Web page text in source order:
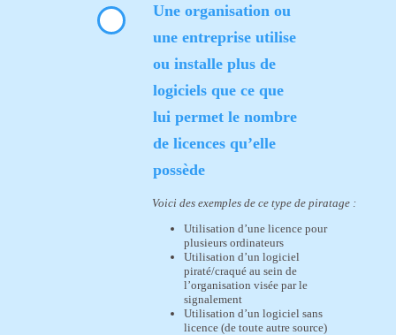
Une organisation ou
une entreprise utilise
ou installe plus de
logiciels que ce que
lui permet le nombre
de licences qu’elle
possède
Voici des exemples de ce type de piratage :
Utilisation d’une licence pour
plusieurs ordinateurs
Utilisation d’un logiciel
piraté/craqué au sein de
l’organisation visée par le
signalement
Utilisation d’un logiciel sans
licence (de toute autre source)